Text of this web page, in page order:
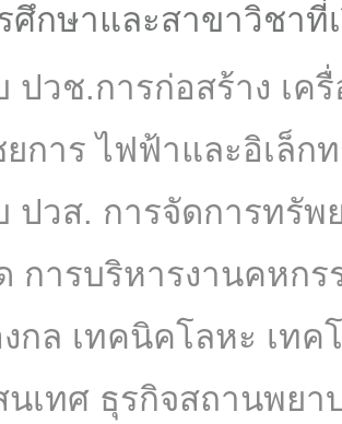
ศึกษาและสาขาวิชาที่
ปวช.การก่อสร้าง เค
การ ไฟฟ้าและอิเล็ก
ปวส. การจัดการทรั
การบริหารงานคหก
งกล เทคนิคโลหะ เท
นเทศ ธุรกิจสถานพยา